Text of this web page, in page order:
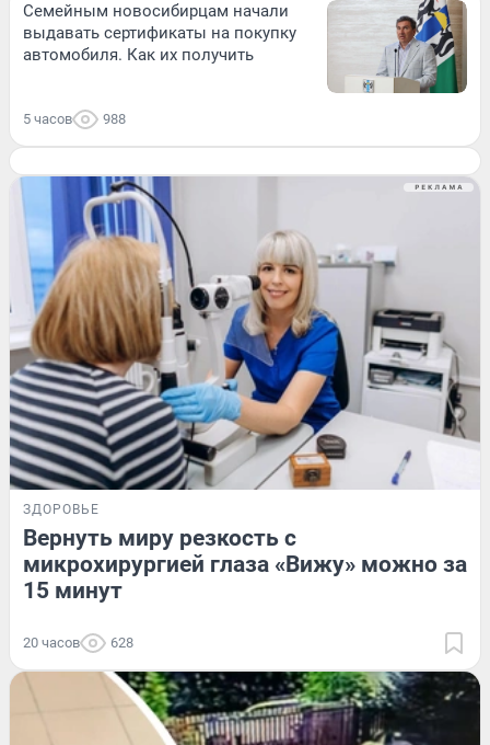
Семейным новосибирцам начали
выдавать сертификаты на покупку
автомобиля. Как их получить
5 часов 988
ЗДОРОВЬЕ
Вернуть миру резкость с
микрохирургией глаза «Вижу» можно за
15 минут
20 часов 628